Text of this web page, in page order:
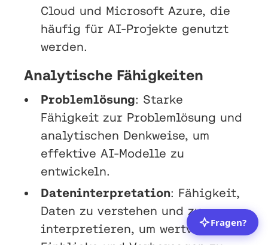
Cloud und Microsoft Azure, die
häufig für AI-Projekte genutzt
werden.
Analytische Fähigkeiten
Problemlösung: Starke
Fähigkeit zur Problemlösung und
analytischen Denkweise, um
effektive AI-Modelle zu
entwickeln.
Dateninterpretation: Fähigkeit,
Daten zu verstehen und zu
interpretieren, um wertvolle